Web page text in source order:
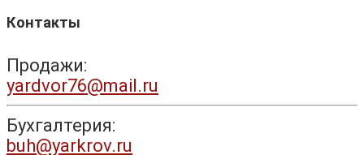
Контакты
Продажи:
yardvor76@mail.ru
Бухгалтерия:
buh@yarkrov.ru